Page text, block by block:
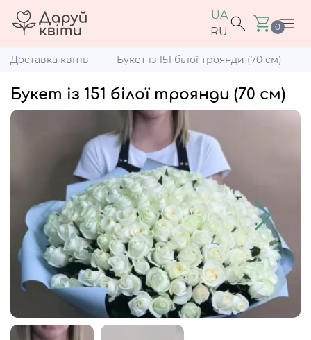
UA
RU
0
Доставка квітів Букет із 151 білої троянди (70 см)
Букет із 151 білої троянди (70 см)